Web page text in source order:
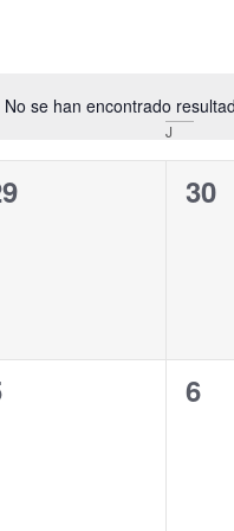
No se han encontrado
J
0
30
0
6